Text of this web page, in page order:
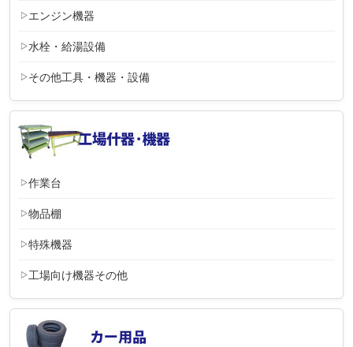
エンジン機器
水栓・給湯設備
その他工具・機器・設備
作業台
物品棚
特殊機器
工場向け機器その他